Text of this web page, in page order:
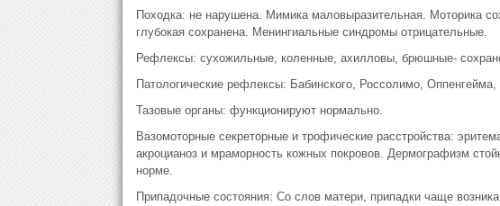
Походка: не нарушена. Мимика маловыразительная. Моторика
глубокая сохранена. Менингиальные синдромы отрицательные.
Рефлексы: сухожильные, коленные, ахилловы, брюшные-
Патологические рефлексы: Бабинского, Россолимо, Оппенгейма,
Тазовые органы: функционируют нормально.
Вазомоторные секреторные и трофические расстройства:
акроцианоз и мраморность кожных покровов. Дермографизм
норме.
Припадочные состояния: Со слов матери, припадки чаще